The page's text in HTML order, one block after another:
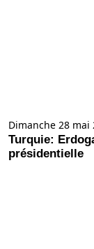
Dimanche 28 mai
Turquie:
présidentielle